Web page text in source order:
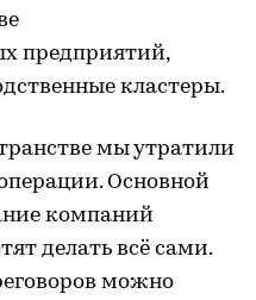
предприятий,
кластеры.
мы утратили
Основной
компаний
делать всё сами.
можно